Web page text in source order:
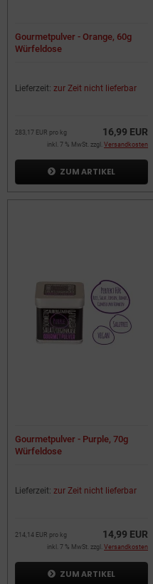
Gourmetpulver - Orange, 60g
Würfeldose
Lieferzeit: zur Zeit nicht lieferbar
16,99 EUR
283,17 EUR pro kg
inkl. 7 % MwSt. zzgl. Versandkosten
ZUM ARTIKEL
Gourmetpulver - Purple, 70g
Würfeldose
Lieferzeit: zur Zeit nicht lieferbar
14,99 EUR
214,14 EUR pro kg
inkl. 7 % MwSt. zzgl. Versandkosten
ZUM ARTIKEL